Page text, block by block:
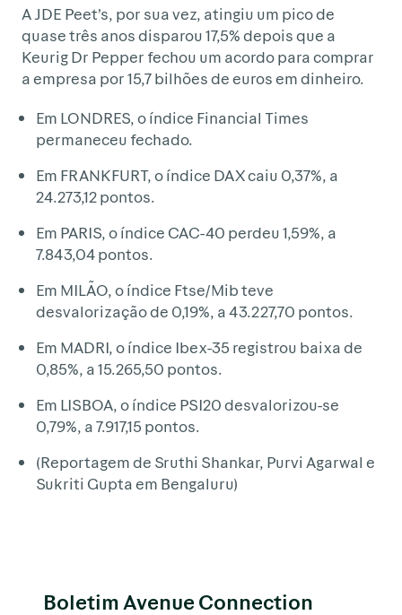
A JDE Peet’s, por sua vez, atingiu um pico de
quase três anos disparou 17,5% depois que a
Keurig Dr Pepper fechou um acordo para comprar
a empresa por 15,7 bilhões de euros em dinheiro.
Em LONDRES, o índice Financial Times
permaneceu fechado.
Em FRANKFURT, o índice DAX caiu 0,37%, a
24.273,12 pontos.
Em PARIS, o índice CAC-40 perdeu 1,59%, a
7.843,04 pontos.
Em MILÃO, o índice Ftse/Mib teve
desvalorização de 0,19%, a 43.227,70 pontos.
Em MADRI, o índice Ibex-35 registrou baixa de
0,85%, a 15.265,50 pontos.
Em LISBOA, o índice PSI20 desvalorizou-se
0,79%, a 7.917,15 pontos.
(Reportagem de Sruthi Shankar, Purvi Agarwal e
Sukriti Gupta em Bengaluru)
Boletim Avenue Connection